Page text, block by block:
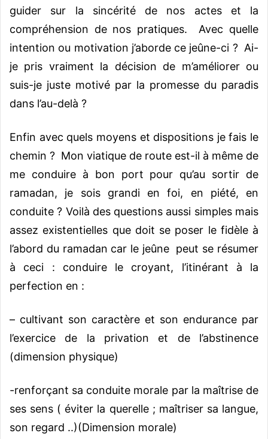
guider sur la sincérité de nos actes et la
compréhension de nos pratiques. Avec quelle
intention ou motivation j’aborde ce jeûne-ci ? Ai-
je pris vraiment la décision de m’améliorer ou
suis-je juste motivé par la promesse du paradis
dans l’au-delà ?
Enfin avec quels moyens et dispositions je fais le
chemin ? Mon viatique de route est-il à même de
me conduire à bon port pour qu’au sortir de
ramadan, je sois grandi en foi, en piété, en
conduite ? Voilà des questions aussi simples mais
assez existentielles que doit se poser le fidèle à
l’abord du ramadan car le jeûne peut se résumer
à ceci : conduire le croyant, l’itinérant à la
perfection en :
– cultivant son caractère et son endurance par
l’exercice de la privation et de l’abstinence
(dimension physique)
-renforçant sa conduite morale par la maîtrise de
ses sens ( éviter la querelle ; maîtriser sa langue,
son regard ..)(Dimension morale)